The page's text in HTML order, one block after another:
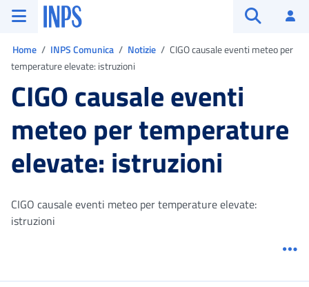
Vai al menu principale
Vai al contenuto principale
Vai al pie' di pagina
INPS ()
Home INPS Comunica Notizie
CIGO causale eventi meteo per
temperature elevate: istruzioni
CIGO causale eventi
meteo per temperature
elevate: istruzioni
CIGO causale eventi meteo per temperature elevate:
istruzioni